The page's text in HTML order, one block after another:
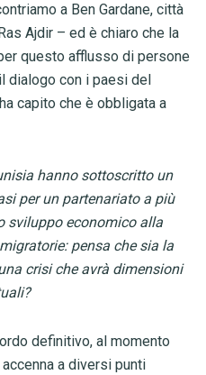
a Ben Gardane, città
Ajdir – ed è chiaro che la
questo afflusso di persone
dialogo con i paesi del
capito che è obbligata a
hanno sottoscritto un
per un partenariato a più
sviluppo economico alla
pensa che sia la
crisi che avrà dimensioni
definitivo, al momento
a diversi punti